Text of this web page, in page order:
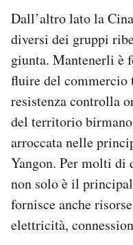
Dall’altro lato la
diversi dei gruppi
giunta. Mantenerli è
fluire del commercio
resistenza controlla
del territorio
arroccata nelle
Yangon. Per molti
non solo è il
fornisce anche
elettricità,